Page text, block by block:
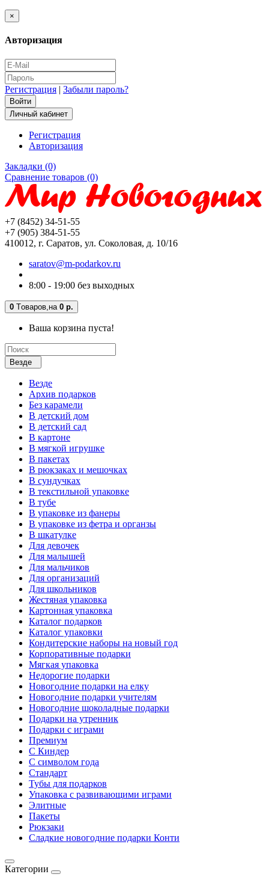
×
Авторизация
Регистрация | Забыли пароль?
Личный кабинет
Регистрация
Авторизация
Закладки (0)
Сравнение товаров (0)
+7 (8452) 34-51-55
+7 (905) 384-51-55
410012, г. Саратов, ул. Соколовая, д. 10/16
saratov@m-podarkov.ru
8:00 - 19:00 без выходных
0 Tоваров, на 0 р.
Ваша корзина пуста!
Везде
Везде
Архив подарков
Без карамели
В детский дом
В детский сад
В картоне
В мягкой игрушке
В пакетах
В рюкзаках и мешочках
В сундучках
В текстильной упаковке
В тубе
В упаковке из фанеры
В упаковке из фетра и органзы
В шкатулке
Для девочек
Для малышей
Для мальчиков
Для организаций
Для школьников
Жестяная упаковка
Картонная упаковка
Каталог подарков
Каталог упаковки
Кондитерские наборы на новый год
Корпоративные подарки
Мягкая упаковка
Недорогие подарки
Новогодние подарки на елку
Новогодние подарки учителям
Новогодние шоколадные подарки
Подарки на утренник
Подарки с играми
Премиум
С Киндер
С символом года
Стандарт
Тубы для подарков
Упаковка с развивающими играми
Элитные
Пакеты
Рюкзаки
Сладкие новогодние подарки Конти
Категории